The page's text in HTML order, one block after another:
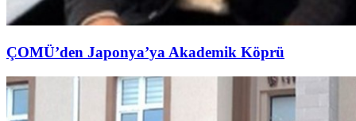
ÇOMÜ’den Japonya’ya Akademik Köprü